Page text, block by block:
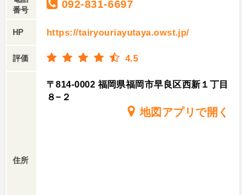
番号
092-831-6697
HP https://tairyouriayutaya.owst.jp/
評価 4.5
住所
〒814-0002 福岡県福岡市早良区西新１丁目
８−２
地図アプリで開く